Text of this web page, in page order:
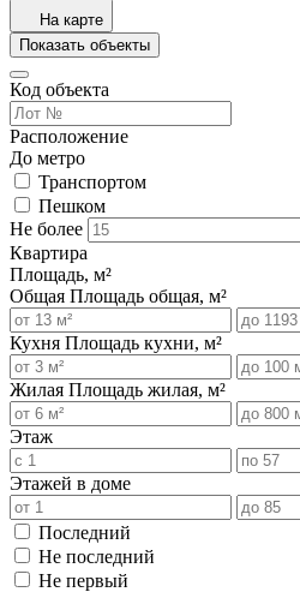
На карте
Показать объекты
Код объекта
Расположение
До метро
Транспортом
Пешком
Не более
Квартира
Площадь, м²
Общая Площадь общая, м²
Кухня Площадь кухни, м²
Жилая Площадь жилая, м²
Этаж
Этажей в доме
Последний
Не последний
Не первый